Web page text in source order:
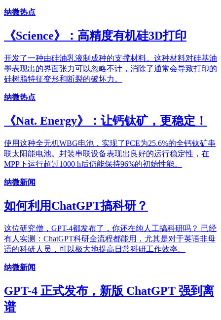
纳微热点
《Science》：高精度有机硅3D打印
开发了一种由硅油乳液制成种的支撑材料。这种材料对硅基油
墨表现出的界面张力可以忽略不计，消除了通常会导致打印的
硅树脂特征变形和断裂的破坏力。
纳微热点
《Nat. Energy》：让钙钛矿，更稳定！
使用这种全无机WBG电池，实现了PCE为25.6%的全钙钛矿串
联太阳能电池。封装串联设备表现出良好的运行稳定性，在
MPP下运行超过1000 h后仍能保持96%的初始性能。
纳微新闻
如何利用ChatGPT搞科研？
这位研究僧，GPT-4都发布了，你还在纯人工搞科研吗？ 已经
有人实测：ChatGPT科研全流程都能用，尤其是对于英语非母
语的科研人员，可以极大地提高日常科研工作效率。
纳微新闻
GPT-4 正式发布，新版 ChatGPT 强到离
谱